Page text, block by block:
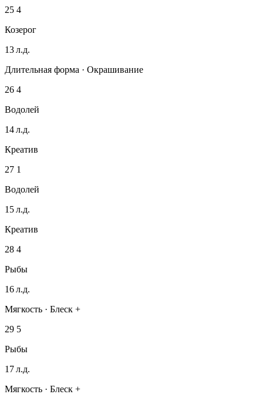
25 4
Козерог
13 л.д.
Длительная форма · Окрашивание
26 4
Водолей
14 л.д.
Креатив
27 1
Водолей
15 л.д.
Креатив
28 4
Рыбы
16 л.д.
Мягкость · Блеск +
29 5
Рыбы
17 л.д.
Мягкость · Блеск +